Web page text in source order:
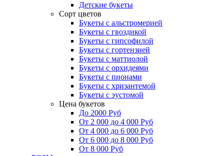
Детские букеты
Сорт цветов
Букеты с альстромерией
Букеты с гвоздикой
Букеты с гипсофилой
Букеты с гортензией
Букеты с маттиолой
Букеты с орхидеями
Букеты с пионами
Букеты с хризантемой
Букеты с эустомой
Цена букетов
До 2000 Руб
От 2 000 до 4 000 Руб
От 4 000 до 6 000 Руб
От 6 000 до 8 000 Руб
От 8 000 Руб